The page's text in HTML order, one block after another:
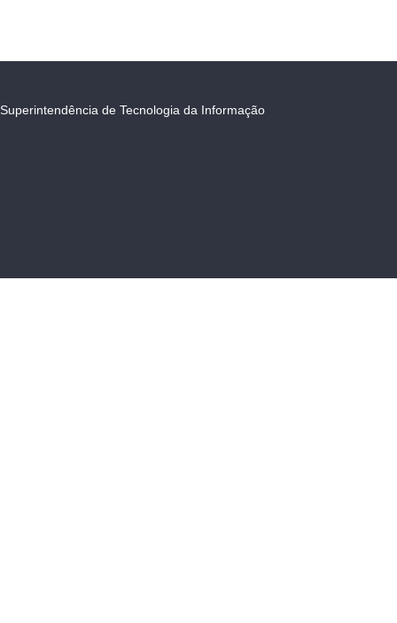
Superintendência de Tecnologia da Informação